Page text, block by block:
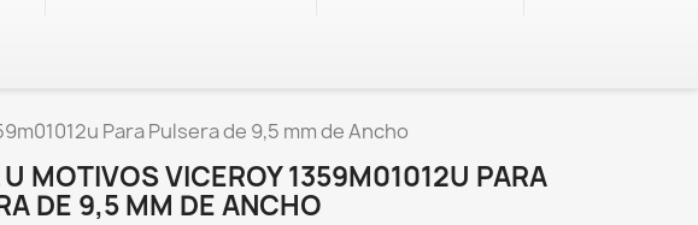
Para Pulsera de 9,5 mm de Ancho
MOTIVOS VICEROY 1359M01012U PARA
DE 9,5 MM DE ANCHO